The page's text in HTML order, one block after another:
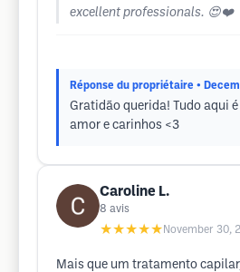
excellent professionals. 😍❤️
Réponse du propriétaire •
Gratidão querida! Tudo aqui
amor e carinhos <3
Caroline L.
8 avis
★★★★★ November 30,
Mais que um tratamento